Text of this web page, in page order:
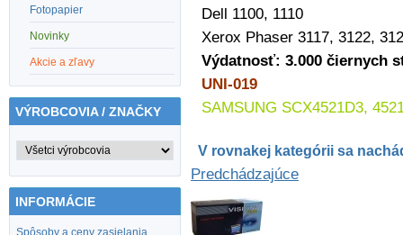
Fotopapier
Novinky
Akcie a zľavy
VÝROBCOVIA / ZNAČKY
INFORMÁCIE
Dell 1100, 1110
Xerox Phaser 3117, 3122,
Výdatnosť: 3.000 čiernych
UNI-019
SAMSUNG SCX4521D3,
V rovnakej kategórii sa
Predchádzajúce